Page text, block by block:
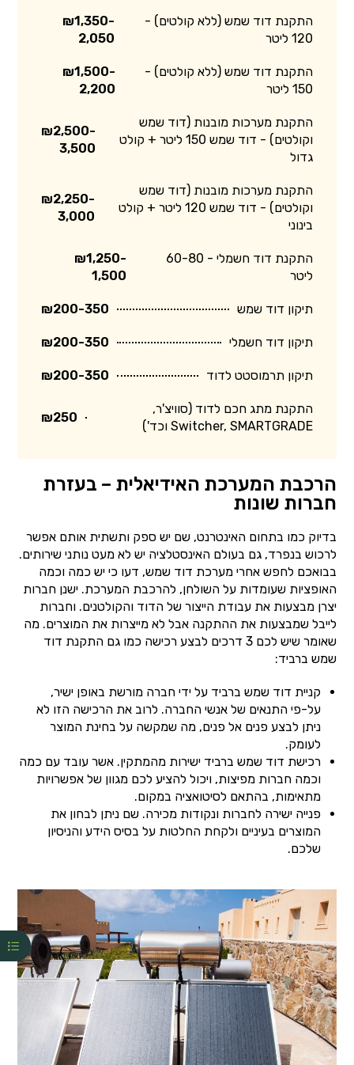
התקנת דוד שמש (ללא קולטים) -
120 ליטר
₪1,350-
2,050
התקנת דוד שמש (ללא קולטים) -
150 ליטר
₪1,500-
2,200
התקנת מערכות מובנות (דוד שמש
וקולטים) - דוד שמש 150 ליטר + קולט
גדול
₪2,500-
3,500
התקנת מערכות מובנות (דוד שמש
וקולטים) - דוד שמש 120 ליטר + קולט
בינוני
₪2,250-
3,000
התקנת דוד חשמלי - 60-80
ליטר
₪1,250-
1,500
תיקון דוד שמש ₪200-350
תיקון דוד חשמלי ₪200-350
תיקון תרמוסטט לדוד ₪200-350
התקנת מתג חכם לדוד (סוויצ'ר,
Switcher, SMARTGRADE וכד')
₪250
הרכבת המערכת האידיאלית – בעזרת
חברות שונות
בדיוק כמו בתחום האינטרנט, שם יש ספק ותשתית אותם אפשר
לרכוש בנפרד, גם בעולם האינסטלציה יש לא מעט נותני שירותים.
בבואכם לחפש אחרי מערכת דוד שמש, דעו כי יש כמה וכמה
האופציות שעומדות על השולחן, להרכבת המערכת. ישנן חברות
יצרן מבצעות את עבודת הייצור של הדוד והקולטנים. וחברות
לייבל שמבצעות את ההתקנה אבל לא מייצרות את המוצרים. מה
שאומר שיש לכם 3 דרכים לבצע רכישה כמו גם התקנת דוד
שמש ברביד:
קניית דוד שמש ברביד על ידי חברה מורשת באופן ישיר,
על-פי התנאים של אנשי החברה. לרוב את הרכישה הזו לא
ניתן לבצע פנים אל פנים, מה שמקשה על בחינת המוצר
לעומק.
רכישת דוד שמש ברביד ישירות מהמתקין. אשר עובד עם כמה
וכמה חברות מפיצות, ויכול להציע לכם מגוון של אפשרויות
מתאימות, בהתאם לסיטואציה במקום.
פנייה ישירה לחברות ונקודות מכירה. שם ניתן לבחון את
המוצרים בעיניים ולקחת החלטות על בסיס הידע והניסיון
שלכם.